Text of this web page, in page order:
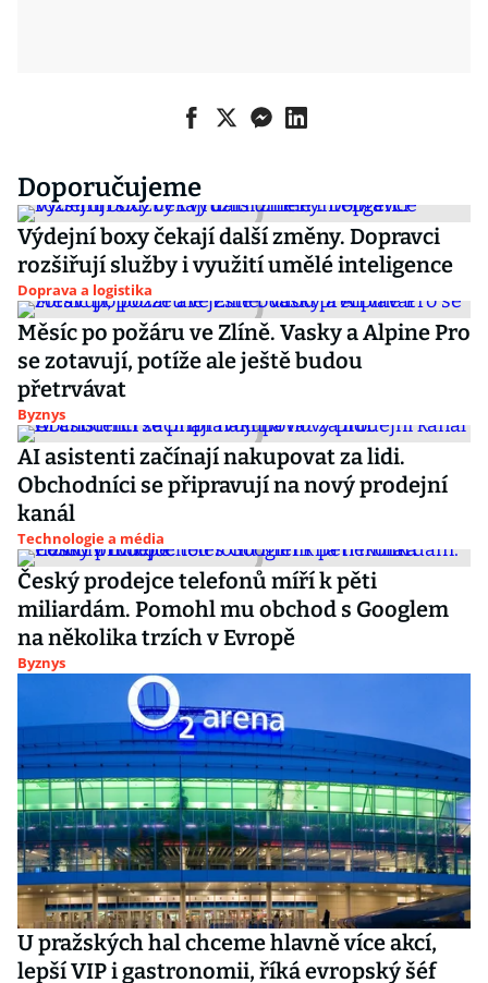
Doporučujeme
Výdejní boxy čekají další změny. Dopravci
rozšiřují služby i využití umělé inteligence
Doprava a logistika
Měsíc po požáru ve Zlíně. Vasky a Alpine Pro
se zotavují, potíže ale ještě budou
přetrvávat
Byznys
AI asistenti začínají nakupovat za lidi.
Obchodníci se připravují na nový prodejní
kanál
Technologie a média
Český prodejce telefonů míří k pěti
miliardám. Pomohl mu obchod s Googlem
na několika trzích v Evropě
Byznys
U pražských hal chceme hlavně více akcí,
lepší VIP i gastronomii, říká evropský šéf